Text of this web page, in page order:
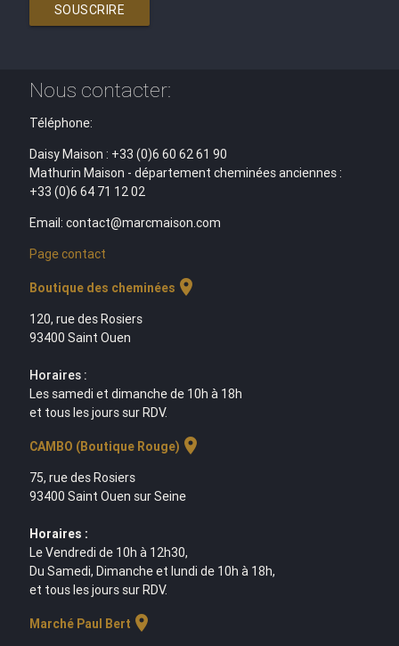
SOUSCRIRE
Nous contacter:
Téléphone:
Daisy Maison : +33 (0)6 60 62 61 90
Mathurin Maison - département cheminées anciennes :
+33 (0)6 64 71 12 02
Email: contact@marcmaison.com
Page contact
Boutique des cheminées location_on
120, rue des Rosiers
93400 Saint Ouen
Horaires :
Les samedi et dimanche de 10h à 18h
et tous les jours sur RDV.
CAMBO (Boutique Rouge) location_on
75, rue des Rosiers
93400 Saint Ouen sur Seine
Horaires :
Le Vendredi de 10h à 12h30,
Du Samedi, Dimanche et lundi de 10h à 18h,
et tous les jours sur RDV.
Marché Paul Bert location_on